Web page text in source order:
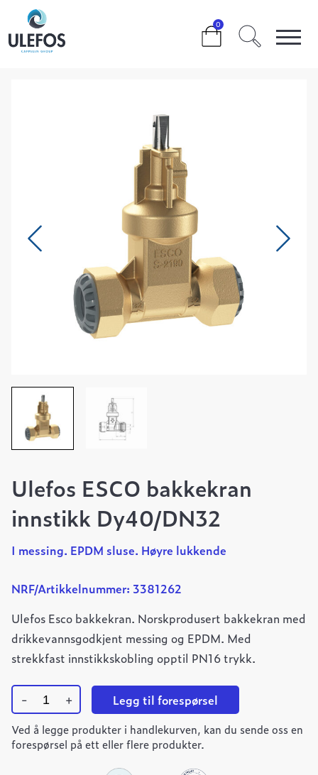
0
>>>
ULEFOS ESCO BAKKEKRAN INNSTIKK DY40/DN32
Ulefos ESCO bakkekran
innstikk Dy40/DN32
I messing. EPDM sluse. Høyre lukkende
NRF/Artikkelnummer: 3381262
Ulefos Esco bakkekran. Norskprodusert bakkekran med
drikkevannsgodkjent messing og EPDM. Med
strekkfast innstikkskobling opptil PN16 trykk.
-
Ulefos
ESCO
bakkekran
innstikk
+ Legg til forespørsel
Ved å legge produkter i handlekurven, kan du sende oss en
forespørsel på ett eller flere produkter.